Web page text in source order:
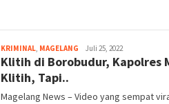
KRIMINAL, MAGELANG magelangnews
Juli 25, 2022
Klitih di Borobudur, Kapolres
Klitih, Tapi..
Magelang News – Video yang sempat